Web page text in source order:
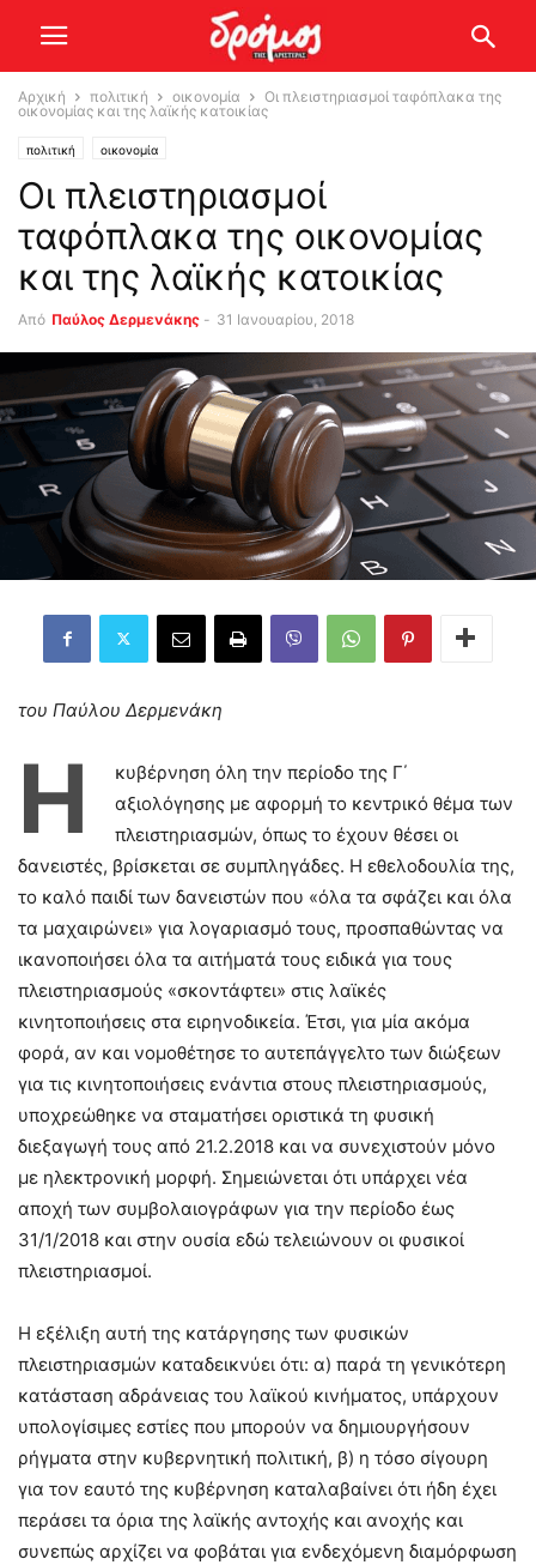
Αρχική πολιτική οικονομία
Οι πλειστηριασμοί ταφόπλακα της
οικονομίας και της λαϊκής κατοικίας
πολιτική οικονομία
Οι πλειστηριασμοί
ταφόπλακα της οικονομίας
και της λαϊκής κατοικίας
Από Παύλος Δερμενάκης - 31 Ιανουαρίου, 2018
του Παύλου Δερμενάκη
Η
κυβέρνηση όλη την περίοδο της Γ΄
αξιολόγησης με αφορμή το κεντρικό θέμα των
πλειστηριασμών, όπως το έχουν θέσει οι
δανειστές, βρίσκεται σε συμπληγάδες. Η εθελοδουλία της,
το καλό παιδί των δανειστών που «όλα τα σφάζει και όλα
τα μαχαιρώνει» για λογαριασμό τους, προσπαθώντας να
ικανοποιήσει όλα τα αιτήματά τους ειδικά για τους
πλειστηριασμούς «σκοντάφτει» στις λαϊκές
κινητοποιήσεις στα ειρηνοδικεία. Έτσι, για μία ακόμα
φορά, αν και νομοθέτησε το αυτεπάγγελτο των διώξεων
για τις κινητοποιήσεις ενάντια στους πλειστηριασμούς,
υποχρεώθηκε να σταματήσει οριστικά τη φυσική
διεξαγωγή τους από 21.2.2018 και να συνεχιστούν μόνο
με ηλεκτρονική μορφή. Σημειώνεται ότι υπάρχει νέα
αποχή των συμβολαιογράφων για την περίοδο έως
31/1/2018 και στην ουσία εδώ τελειώνουν οι φυσικοί
πλειστηριασμοί.
Η εξέλιξη αυτή της κατάργησης των φυσικών
πλειστηριασμών καταδεικνύει ότι: α) παρά τη γενικότερη
κατάσταση αδράνειας του λαϊκού κινήματος, υπάρχουν
υπολογίσιμες εστίες που μπορούν να δημιουργήσουν
ρήγματα στην κυβερνητική πολιτική, β) η τόσο σίγουρη
για τον εαυτό της κυβέρνηση καταλαβαίνει ότι ήδη έχει
περάσει τα όρια της λαϊκής αντοχής και ανοχής και
συνεπώς αρχίζει να φοβάται για ενδεχόμενη διαμόρφωση